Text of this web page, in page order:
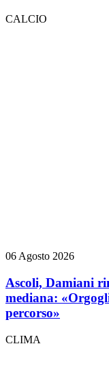
CALCIO
06 Agosto 2026
Ascoli, Damiani
mediana:
percorso»
CLIMA